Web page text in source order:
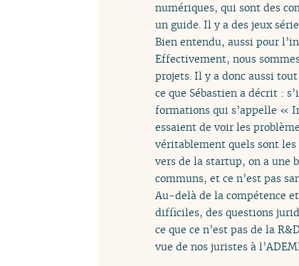
numériques, qui sont des
un guide. Il y a des jeux
Bien entendu, aussi pour
Effectivement, nous
projets. Il y a donc aussi
ce que Sébastien a décrit :
formations qui s’appelle «
essaient de voir les
véritablement quels sont les
vers de la startup, on a une
communs, et ce n’est pas
Au-delà de la compétence
difficiles, des questions
ce que ce n’est pas de la
vue de nos juristes à